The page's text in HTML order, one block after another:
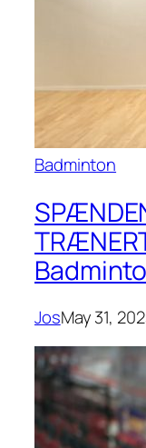
Badminton
JosMay 31,